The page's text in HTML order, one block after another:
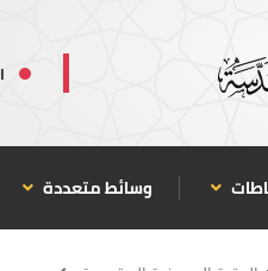
وسائط متعددة